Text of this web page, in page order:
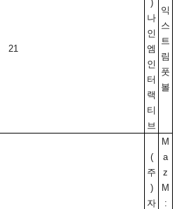
21
)
나
인
엠
인
터
랙
티
브
익
스
트
림
풋
볼
(
주
)
자
M
a
z
M
: